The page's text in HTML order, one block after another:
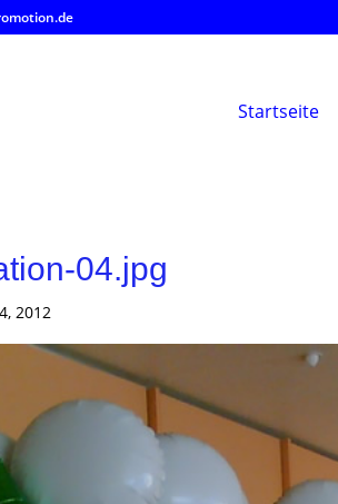
Startseite
04.jpg
2012